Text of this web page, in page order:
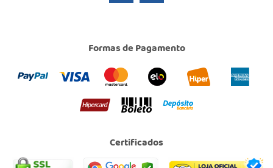
Formas de Pagamento
Certificados